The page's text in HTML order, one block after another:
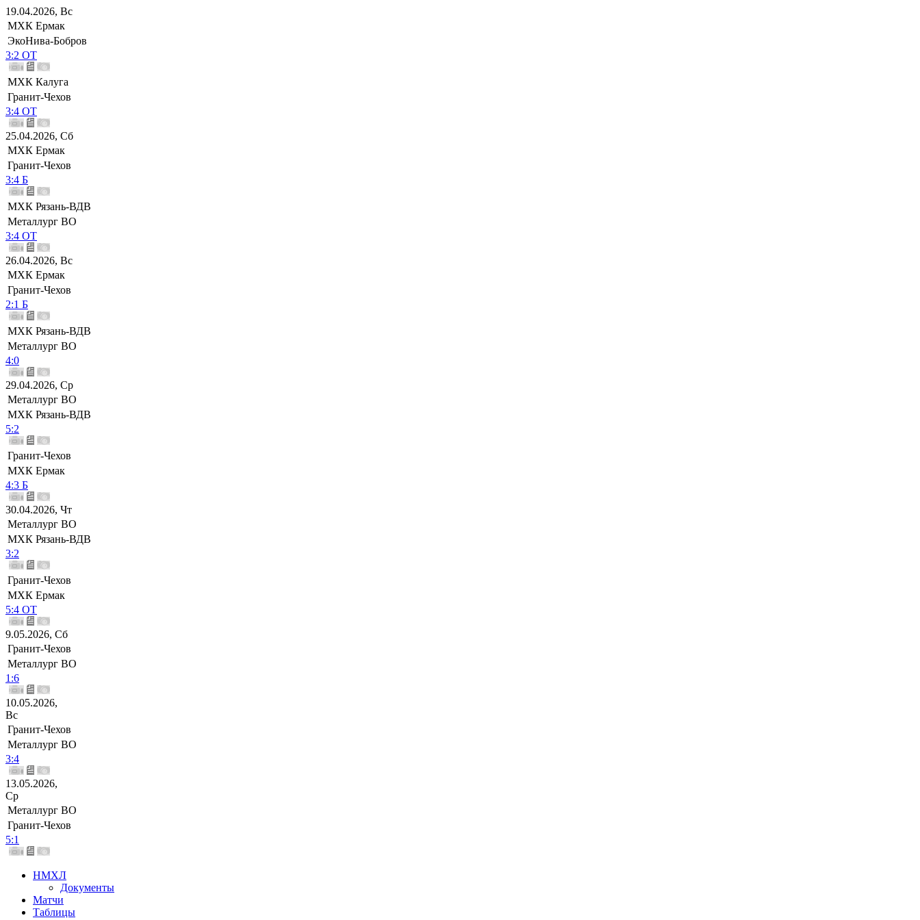
19.04.2026, Вс
МХК Ермак
ЭкоНива-Бобров
3:2 ОТ
МХК Калуга
Гранит-Чехов
3:4 ОТ
25.04.2026, Сб
МХК Ермак
Гранит-Чехов
3:4 Б
МХК Рязань-ВДВ
Металлург ВО
3:4 ОТ
26.04.2026, Вс
МХК Ермак
Гранит-Чехов
2:1 Б
МХК Рязань-ВДВ
Металлург ВО
4:0
29.04.2026, Ср
Металлург ВО
МХК Рязань-ВДВ
5:2
Гранит-Чехов
МХК Ермак
4:3 Б
30.04.2026, Чт
Металлург ВО
МХК Рязань-ВДВ
3:2
Гранит-Чехов
МХК Ермак
5:4 ОТ
9.05.2026, Сб
Гранит-Чехов
Металлург ВО
1:6
10.05.2026,
Вс
Гранит-Чехов
Металлург ВО
3:4
13.05.2026,
Ср
Металлург ВО
Гранит-Чехов
5:1
НМХЛ
Документы
Матчи
Таблицы